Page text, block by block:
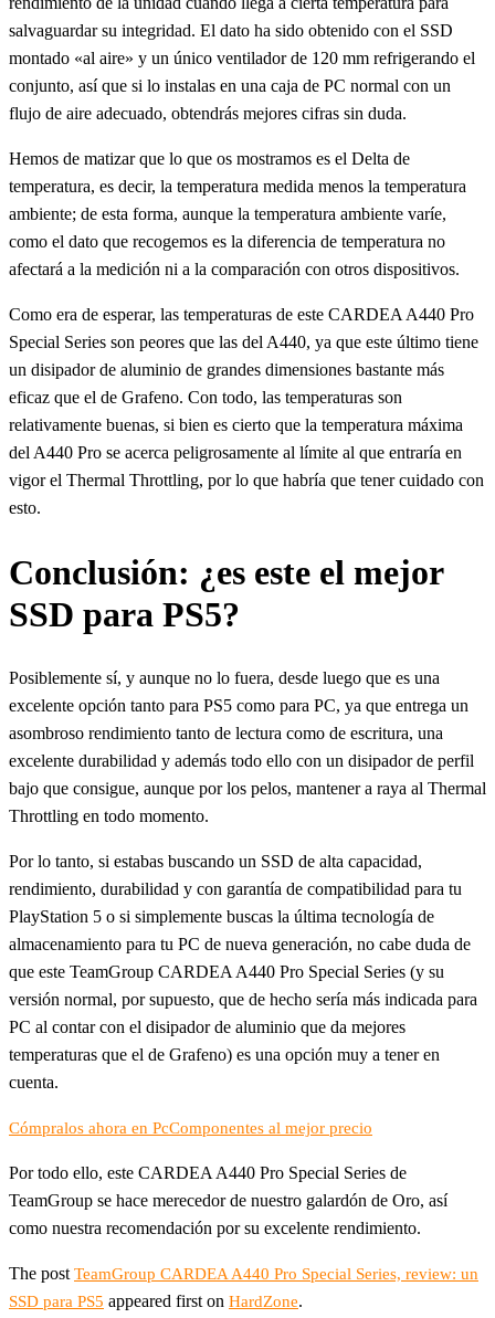
salvaguardar su integridad. El dato ha sido obtenido con el SSD
montado «al aire» y un único ventilador de 120 mm refrigerando el
conjunto, así que si lo instalas en una caja de PC normal con un
flujo de aire adecuado, obtendrás mejores cifras sin duda.
Hemos de matizar que lo que os mostramos es el Delta de
temperatura, es decir, la temperatura medida menos la temperatura
ambiente; de esta forma, aunque la temperatura ambiente varíe,
como el dato que recogemos es la diferencia de temperatura no
afectará a la medición ni a la comparación con otros dispositivos.
Como era de esperar, las temperaturas de este CARDEA A440 Pro
Special Series son peores que las del A440, ya que este último tiene
un disipador de aluminio de grandes dimensiones bastante más
eficaz que el de Grafeno. Con todo, las temperaturas son
relativamente buenas, si bien es cierto que la temperatura máxima
del A440 Pro se acerca peligrosamente al límite al que entraría en
vigor el Thermal Throttling, por lo que habría que tener cuidado con
esto.
Conclusión: ¿es este el mejor
SSD para PS5?
Posiblemente sí, y aunque no lo fuera, desde luego que es una
excelente opción tanto para PS5 como para PC, ya que entrega un
asombroso rendimiento tanto de lectura como de escritura, una
excelente durabilidad y además todo ello con un disipador de perfil
bajo que consigue, aunque por los pelos, mantener a raya al Thermal
Throttling en todo momento.
Por lo tanto, si estabas buscando un SSD de alta capacidad,
rendimiento, durabilidad y con garantía de compatibilidad para tu
PlayStation 5 o si simplemente buscas la última tecnología de
almacenamiento para tu PC de nueva generación, no cabe duda de
que este TeamGroup CARDEA A440 Pro Special Series (y su
versión normal, por supuesto, que de hecho sería más indicada para
PC al contar con el disipador de aluminio que da mejores
temperaturas que el de Grafeno) es una opción muy a tener en
cuenta.
Cómpralos ahora en PcComponentes al mejor precio
Por todo ello, este CARDEA A440 Pro Special Series de
TeamGroup se hace merecedor de nuestro galardón de Oro, así
como nuestra recomendación por su excelente rendimiento.
The post TeamGroup CARDEA A440 Pro Special Series, review: un
SSD para PS5 appeared first on HardZone.